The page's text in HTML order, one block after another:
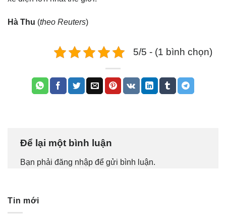
Hà Thu (theo Reuters)
5/5 - (1 bình chọn)
Để lại một bình luận
Bạn phải đăng nhập để gửi bình luận.
Tin mới